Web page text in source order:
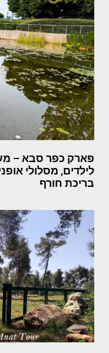
פארק כפר סבא –
לילדים, מסלולי
בריכת חורף